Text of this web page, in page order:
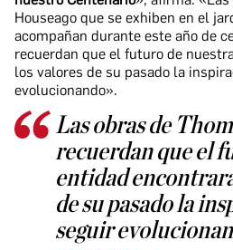
Houseago que se exhiben en el
acompañan durante este año de
recuerdan que el futuro de
los valores de su pasado la
evolucionando».
Las obras de
recuerdan que el
entidad
de su pasado la
seguir